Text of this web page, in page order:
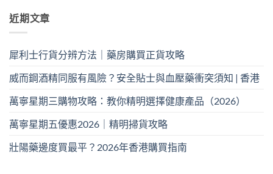
近期文章
犀利士行貨分辨方法｜藥房購買正貨攻略
威而鋼酒精同服有風險？安全貼士與血壓藥衝突須知 | 香港
萬寧星期三購物攻略：教你精明選擇健康產品（2026）
萬寧星期五優惠2026｜精明掃貨攻略
壯陽藥邊度買最平？2026年香港購買指南